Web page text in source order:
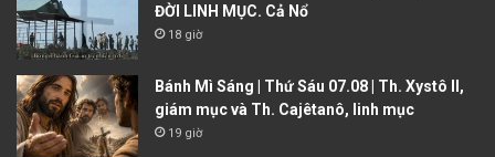
ĐỜI LINH MỤC. Cả Nổ
18 giờ
Bánh Mì Sáng | Thứ Sáu 07.08 | Th. Xystô II,
giám mục và Th. Cajêtanô, linh mục
19 giờ